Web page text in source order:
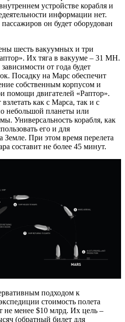
устройстве корабля и
информации нет.
он будет оборудован
шесть вакуумных и три
Их тяга в вакууме – 31 МН.
от года будет
Посадку на Марс обеспечит
собственным корпусом и
помощи двигателей «Раптор».
как с Марса, так и с
небольшой планеты или
Универсальность корабля, как
его и для
Земле. При этом время перелета
составит не более 45 минут.
подходом к
стоимость полета
не менее $10 млрд. Их цель –
(обратный билет для